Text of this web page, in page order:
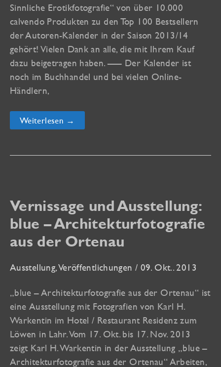
Sinnliche Erotikfotografie“ von über 10.000
calvendo Produkten zu den Top 100 Bestsellern
der Autoren-Kalender in der Saison 2013/14
gehört! Vielen Dank an alle, die mit Ihrem Kauf
dazu beigetragen haben. —– Der Kalender ist
noch im Buchhandel und bei vielen Online-
Händlern,
Mein
Kalender
ist
Weiterlesen →
Vernissage und Ausstellung:
blue – Architekturfotografie
aus der Ortenau
Ausstellung,Veröffentlichungen / 09. Okt.. 2013
„blue – Architekturfotografie aus der Ortenau“ ist
eine Ausstellung mit Fotografien von Karl H.
Warkentin im Hotel / Restaurant Residenz zum
Löwen in Lahr. Vom 17. Okt. bis 17. Nov. 2013
zeigt Karl H. Warkentin in der Ausstellung „blue –
Architekturfotografie aus der Ortenau“ Arbeiten,